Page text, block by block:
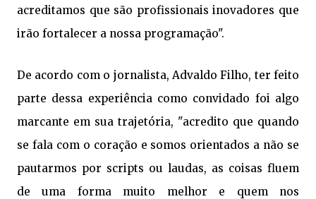
acreditamos que são profissionais inovadores que
irão fortalecer a nossa programação".
De acordo com o jornalista, Advaldo Filho, ter feito
parte dessa experiência como convidado foi algo
marcante em sua trajetória, "acredito que quando
se fala com o coração e somos orientados a não se
pautarmos por scripts ou laudas, as coisas fluem
de uma forma muito melhor e quem nos